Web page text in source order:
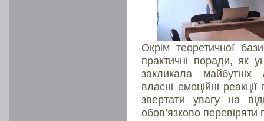
Окрім теоретичної
практичні поради, як
закликала майбутніх
власні емоційні
звертати увагу на
обов’язково